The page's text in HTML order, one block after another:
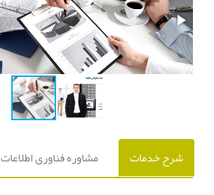
شرح خدمات مشاوره فناوری اطلاعات